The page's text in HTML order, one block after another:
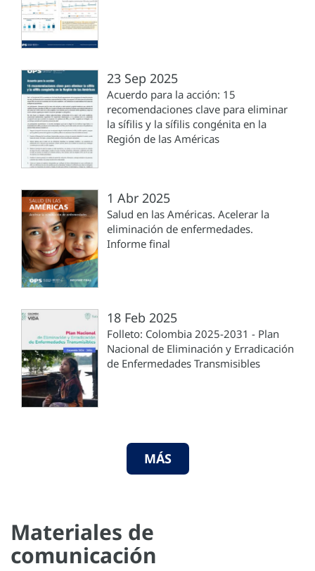
23 Sep 2025
Acuerdo para la acción: 15
recomendaciones clave para eliminar
la sífilis y la sífilis congénita en la
Región de las Américas
1 Abr 2025
Salud en las Américas. Acelerar la
eliminación de enfermedades.
Informe final
18 Feb 2025
Folleto: Colombia 2025-2031 - Plan
Nacional de Eliminación y Erradicación
de Enfermedades Transmisibles
MÁS
Materiales de
comunicación